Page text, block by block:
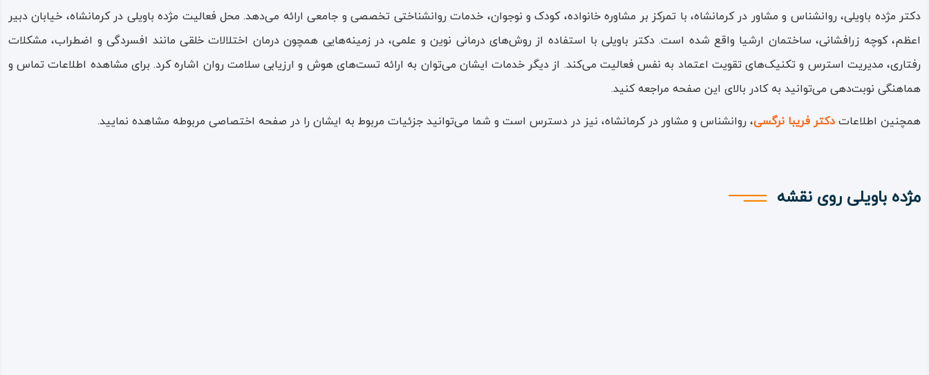
دکتر مژده باویلی، روانشناس و مشاور در کرمانشاه، با تمرکز بر مشاوره خانواده، کودک و نوجوان، خدمات روانشناختی تخصصی و جامعی ارائه می‌دهد. محل فعالیت مژده باویلی در کرمانشاه، خیابان دبیر
اعظم، کوچه زرافشانی، ساختمان ارشیا واقع شده است. دکتر باویلی با استفاده از روش‌های درمانی نوین و علمی، در زمینه‌هایی همچون درمان اختلالات خلقی مانند افسردگی و اضطراب، مشکلات
رفتاری، مدیریت استرس و تکنیک‌های تقویت اعتماد به نفس فعالیت می‌کند. از دیگر خدمات ایشان می‌توان به ارائه تست‌های هوش و ارزیابی سلامت روان اشاره کرد. برای مشاهده اطلاعات تماس و
هماهنگی نوبت‌دهی می‌توانید به کادر بالای این صفحه مراجعه کنید.
همچنین اطلاعات دکتر فریبا نرگسی، روانشناس و مشاور در کرمانشاه، نیز در دسترس است و شما می‌توانید جزئیات مربوط به ایشان را در صفحه اختصاصی مربوطه مشاهده نمایید.
مژده باویلی روی نقشه